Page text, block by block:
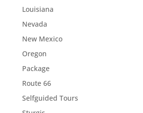
Louisiana
Nevada
New Mexico
Oregon
Package
Route 66
Selfguided Tours